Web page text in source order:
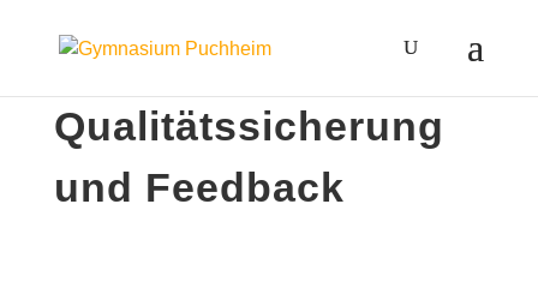
Qualitätssicherung
und Feedback